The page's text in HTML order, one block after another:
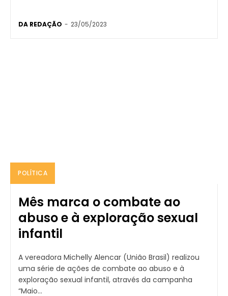
DA REDAÇÃO - 23/05/2023
POLÍTICA
Mês marca o combate ao
abuso e à exploração sexual
infantil
A vereadora Michelly Alencar (União Brasil) realizou
uma série de ações de combate ao abuso e à
exploração sexual infantil, através da campanha
“Maio...